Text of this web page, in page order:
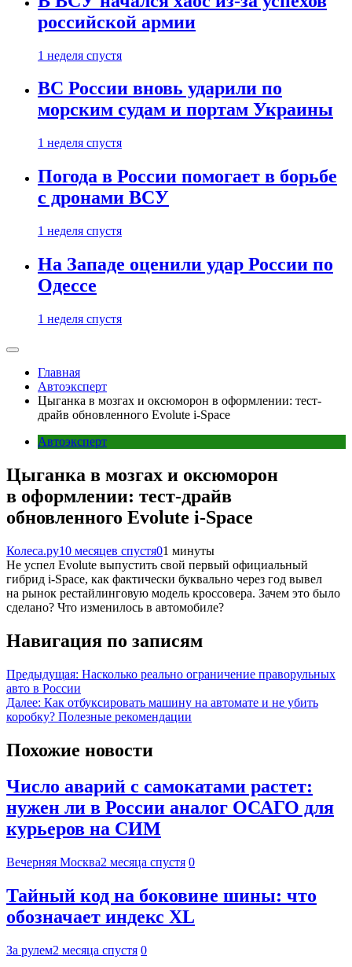
российской армии
1 неделя спустя
ВС России вновь ударили по
морским судам и портам Украины
1 неделя спустя
Погода в России помогает в борьбе
с дронами ВСУ
1 неделя спустя
На Западе оценили удар России по
Одессе
1 неделя спустя
Главная
Автоэксперт
Цыганка в мозгах и оксюморон в оформлении: тест-
драйв обновленного Evolute i-Space
Автоэксперт
Цыганка в мозгах и оксюморон
в оформлении: тест-драйв
обновленного Evolute i-Space
Колеса.ру10 месяцев спустя01 минуты
Не успел Evolute выпустить свой первый официальный
гибрид i-Space, как фактически буквально через год вывел
на рынок рестайлинговую модель кроссовера. Зачем это было
сделано? Что изменилось в автомобиле?
Навигация по записям
Предыдущая: Насколько реально ограничение праворульных
авто в России
Далее: Как отбуксировать машину на автомате и не убить
коробку? Полезные рекомендации
Похожие новости
Число аварий с самокатами растет:
нужен ли в России аналог ОСАГО для
курьеров на СИМ
Вечерняя Москва2 месяца спустя 0
Тайный код на боковине шины: что
обозначает индекс XL
За рулем2 месяца спустя 0